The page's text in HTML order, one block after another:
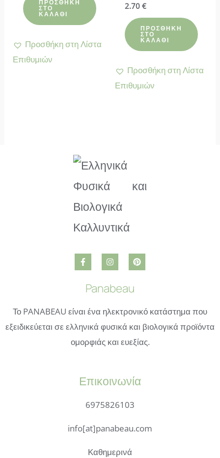
ΠΡΟΣΘΉΚΗ
ΣΤΟ
ΚΑΛΆΘΙ
Προσθήκη στη Λίστα
Επιθυμιών
Βαθμολογήθηκε
4.67
από 5
2.70€
ΠΡΟΣΘΉΚΗ
ΣΤΟ
ΚΑΛΆΘΙ
Προσθήκη στη Λίστα
Επιθυμιών
Panabeau
Το PANABEAU είναι ένα ηλεκτρονικό κατάστημα που
εξειδικεύεται σε ελληνικά φυσικά και βιολογικά προϊόντα
ομορφιάς και ευεξίας.
Επικοινωνία
6975826103
info[at]panabeau.com
Καθημερινά